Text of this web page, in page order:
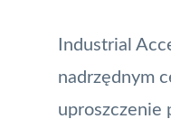
Industrial
nadrzędnym
uproszczenie